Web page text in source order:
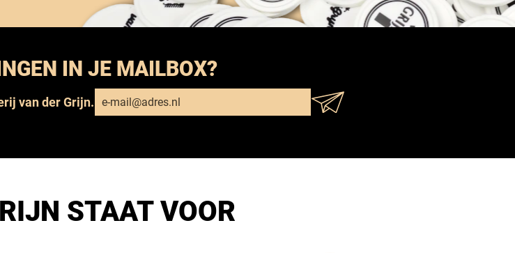
IN JE MAILBOX?
van der Grijn.
STAAT VOOR